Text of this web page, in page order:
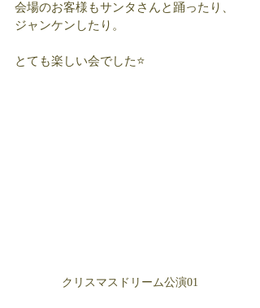
会場のお客様もサンタさんと踊ったり、
ジャンケンしたり。
とても楽しい会でした⭐
クリスマスドリーム公演01